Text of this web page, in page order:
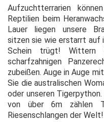
Aufzuchtterrarien
Reptilien beim
Lauer liegen unsere
sitzen sie wie erstarrt auf
Schein trügt! Wittern
scharfzahnigen
zubeißen. Auge in Auge
Sie die australischen
oder unseren
von über 6m zählen
Riesenschlangen der Welt!